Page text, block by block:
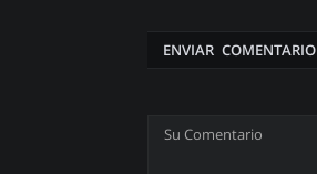
ENVIAR COMENTARIO